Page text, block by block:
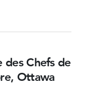
Chefs de
Ottawa